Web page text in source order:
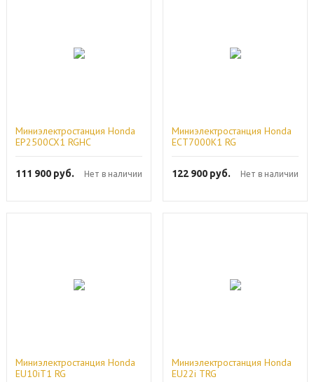
Миниэлектростанция Honda
EP2500CX1 RGHC
111 900 руб. Нет в наличии
Миниэлектростанция Honda
ECT7000K1 RG
122 900 руб. Нет в наличии
Миниэлектростанция Honda
EU10iT1 RG
Миниэлектростанция Honda
EU22i TRG